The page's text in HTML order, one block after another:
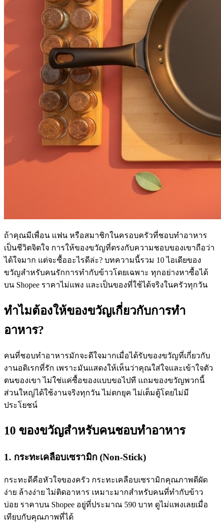
ถ้าคุณมีเพื่อน แฟน หรือสมาชิกในครอบครัวที่ชอบทำอาหาร
เป็นชีวิตจิตใจ การให้ของขวัญที่ตรงกับความชอบของเขาถือว่า
ได้ใจมาก แต่จะซื้ออะไรดีล่ะ? บทความนี้รวม 10 ไอเดียของ
ขวัญสำหรับคนรักการทำกับข้าวโดยเฉพาะ ทุกอย่างหาซื้อได้
บน Shopee ราคาไม่แพง และเป็นของที่ใช้ได้จริงในครัวทุกวัน
ทำไมต้องให้ของขวัญเกี่ยวกับการทำ
อาหาร?
คนที่ชอบทำอาหารมักจะดีใจมากเมื่อได้รับของขวัญที่เกี่ยวกับ
งานอดิเรกที่รัก เพราะมันแสดงให้เห็นว่าคุณใส่ใจและเข้าใจตัว
ตนของเขา ไม่ใช่แค่ซื้อของแบบขอไปที แถมของขวัญพวกนี้
ส่วนใหญ่ได้ใช้งานจริงทุกวัน ไม่ตกยุค ไม่เต็มตู้โดยไม่มี
ประโยชน์
10 ของขวัญสำหรับคนชอบทำอาหาร
1. กระทะเคลือบเซรามิก (Non-Stick)
กระทะดีคือหัวใจของครัว กระทะเคลือบเซรามิกคุณภาพดีผัด
ง่าย ล้างง่าย ไม่ติดอาหาร เหมาะมากสำหรับคนที่ทำกับข้าว
บ่อย ราคาบน Shopee อยู่ที่ประมาณ 590 บาท ดูไม่แพงเลยเมื่อ
เทียบกับคุณภาพที่ได้